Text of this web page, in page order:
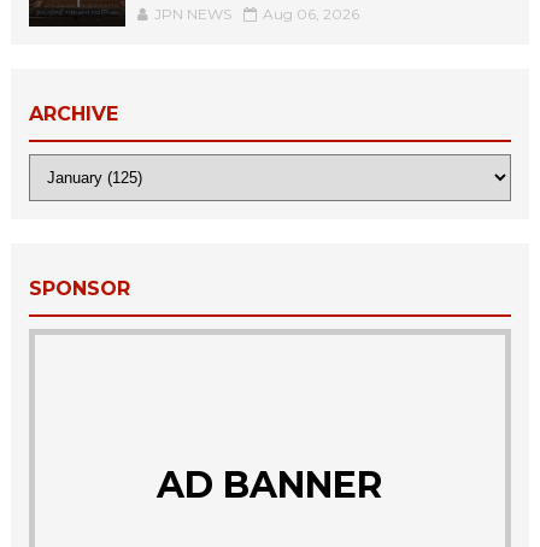
JPN NEWS Aug 06, 2026
ARCHIVE
SPONSOR
AD BANNER